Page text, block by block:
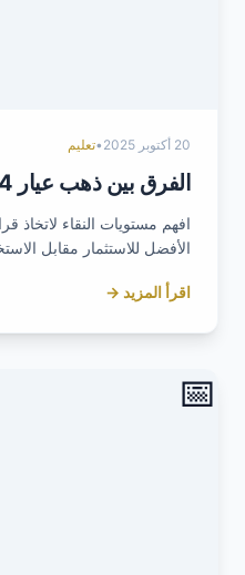
20 أكتوبر 2025 •تعليم
الفرق بين ذهب عيار 24 و 22 و 21 و 18
افهم مستويات النقاء لاتخاذ
الأفضل للاستثمار مقابل
اقرأ المزيد →
📅